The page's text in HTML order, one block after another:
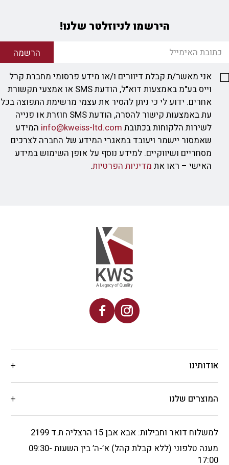
הירשמו לניוזלטר שלנו!
הרשמה
אני מאשר/ת קבלת דיוורים ו/או מידע פרסומי מחברת קרל
וייס בע"מ באמצעות דוא"ל, הודעת SMS או אמצעי תקשורת
אחרים. ידוע לי כי ניתן להסיר את עצמי מרשימת התפוצה בכל
עת באמצעות קישור להסרה, הודעת SMS חוזרת או פנייה
לשירות הלקוחות בכתובת info@kweiss-ltd.com המידע
שאמסור יישמר ויעובד במאגרי המידע של החברה לצרכים
מסחריים ושיווקיים. למידע נוסף על אופן השימוש במידע
האישי – ראו את מדיניות הפרטיות.
אודותינו
המוצרים שלנו
למשלוח דואר וחבילות: אבא אבן 15 הרצליה ת.ד 2199
מענה טלפוני (ללא קבלת קהל) א’-ה’ בין השעות 09:30-
17:00